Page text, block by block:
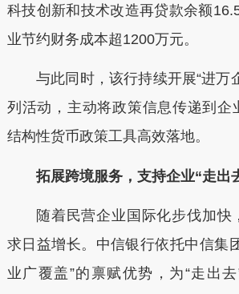
科技创新和技术改造再贷款余额
业节约财务成本超1200万元。
与此同时，该行持续开展“进
列活动，主动将政策信息传递到企
结构性货币政策工具高效落地。
拓展跨境服务，支持企业“走出
随着民营企业国际化步伐加快
求日益增长。中信银行依托中信集
业广覆盖”的禀赋优势，为“走出